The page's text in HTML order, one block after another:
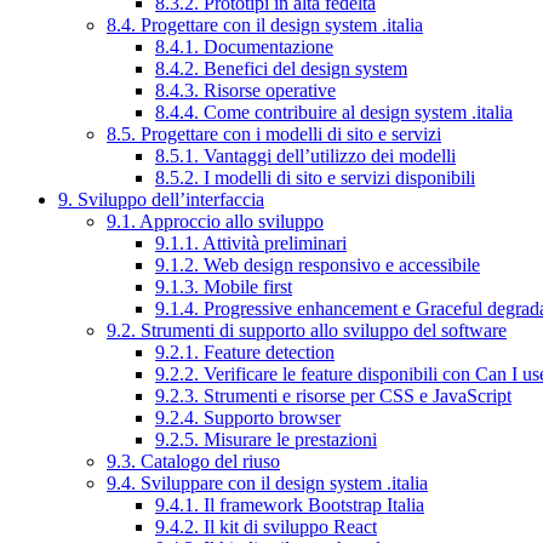
8.4. Progettare con il design system .italia
8.4.1. Documentazione
8.4.2. Benefici del design system
8.4.3. Risorse operative
8.4.4. Come contribuire al design system .italia
8.5. Progettare con i modelli di sito e servizi
8.5.1. Vantaggi dell’utilizzo dei modelli
8.5.2. I modelli di sito e servizi disponibili
9. Sviluppo dell’interfaccia
9.1. Approccio allo sviluppo
9.1.1. Attività preliminari
9.1.2. Web design responsivo e accessibile
9.1.3. Mobile first
9.1.4. Progressive enhancement e Graceful
9.2. Strumenti di supporto allo sviluppo del software
9.2.1. Feature detection
9.2.2. Verificare le feature disponibili con Can I
9.2.3. Strumenti e risorse per CSS e JavaScript
9.2.4. Supporto browser
9.2.5. Misurare le prestazioni
9.3. Catalogo del riuso
9.4. Sviluppare con il design system .italia
9.4.1. Il framework Bootstrap Italia
9.4.2. Il kit di sviluppo React